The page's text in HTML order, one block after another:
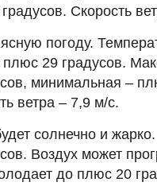
Скорость
погоду.
плюс 29 градусов.
минимальная –
ветра – 7,9 м/с.
солнечно и
Воздух может
до плюс 20